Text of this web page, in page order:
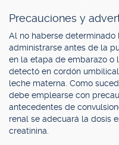
Precauciones y
Al no haberse determinado
administrarse antes de la
en la etapa de embarazo o
detectó en cordón
leche materna. Como
debe emplearse con
antecedentes de
renal se adecuará la dosis
creatinina.